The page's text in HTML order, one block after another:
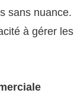
sans nuance.
à gérer